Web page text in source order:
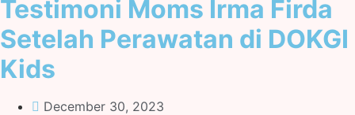
Testimoni Moms Irma Firda
Setelah Perawatan di DOKGI
Kids
December 30, 2023